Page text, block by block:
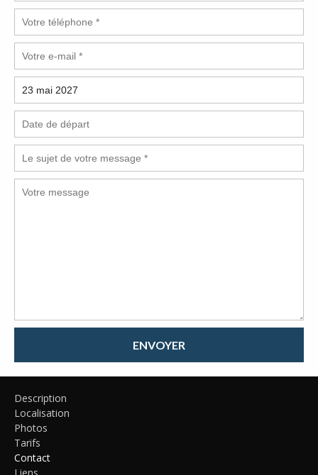
ENVOYER
Description
Localisation
Photos
Tarifs
Contact